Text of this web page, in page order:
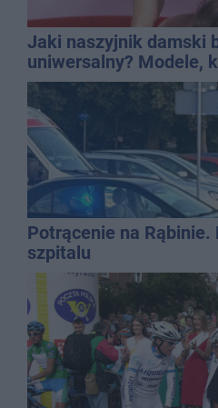
Jaki naszyjnik damski
uniwersalny? Modele,
wielu stylizacji
Potrącenie na Rąbinie.
szpitalu